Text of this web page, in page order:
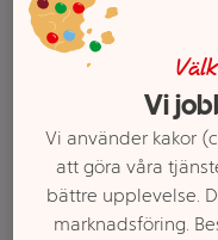
Vi
Vi använder kakor
att göra våra
bättre upplevelse.
marknadsföring.